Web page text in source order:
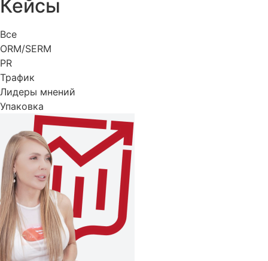
Кейсы
Все
ORM/SERM
PR
Трафик
Лидеры мнений
Упаковка